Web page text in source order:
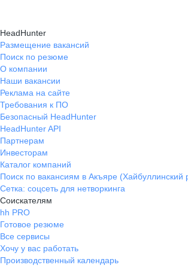
HeadHunter
Размещение вакансий
Поиск по резюме
О компании
Наши вакансии
Реклама на сайте
Требования к ПО
Безопасный HeadHunter
HeadHunter API
Партнерам
Инвесторам
Каталог компаний
Поиск по вакансиям в Акъяре (Хайбуллинский
Сетка: соцсеть для нетворкинга
Соискателям
hh PRO
Готовое резюме
Все сервисы
Хочу у вас работать
Производственный календарь